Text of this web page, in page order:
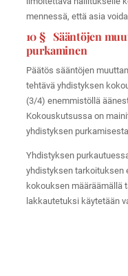
mennessä, että asia
10 § Sääntöjen
purkaminen
Päätös sääntöjen
tehtävä yhdistyksen
(3/4) enemmistöllä
Kokouskutsussa on
yhdistyksen
Yhdistyksen
yhdistyksen tarkoituksen
kokouksen määräämällä
lakkautetuksi käytetään